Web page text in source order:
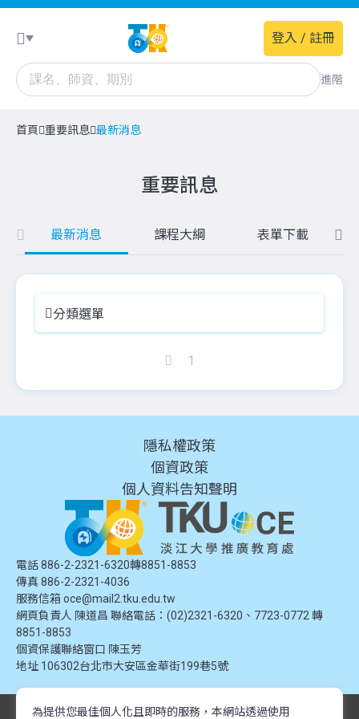
進階
登入 / 註冊
首頁 重要訊息 最新消息
重要訊息
最新消息 課程大綱 表單下載
分類選單
1
隱私權政策
個資政策
個人資料告知聲明
電話 886-2-2321-6320轉8851-8853
傳真 886-2-2321-4036
服務信箱 oce@mail2.tku.edu.tw
網頁負責人 陳道昌 聯絡電話：(02)2321-6320、7723-0772 轉
8851-8853
個資保護聯絡窗口 陳玉芳
地址 106302台北市大安區金華街199巷5號
© 2024 淡江大學推廣教育處. 版權所有。本網站內容由淡江大學推廣教育處
為提供您最佳個人化且即時的服務，本網站透過使用